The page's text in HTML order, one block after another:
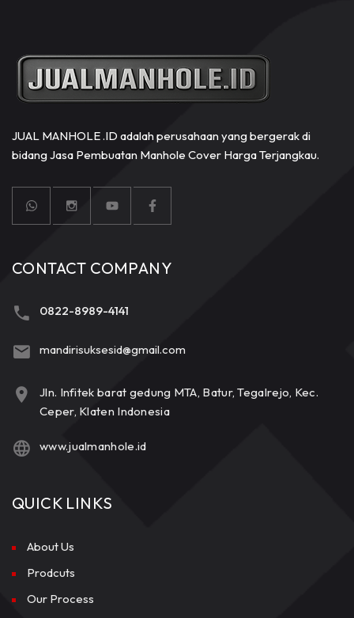
JUAL MANHOLE .ID adalah perusahaan yang bergerak di
bidang Jasa Pembuatan Manhole Cover Harga Terjangkau.
CONTACT COMPANY
0822-8989-4141
mandirisuksesid@gmail.com
Jln. Infitek barat gedung MTA, Batur, Tegalrejo, Kec.
Ceper, Klaten Indonesia
www.jualmanhole.id
QUICK LINKS
About Us
Prodcuts
Our Process